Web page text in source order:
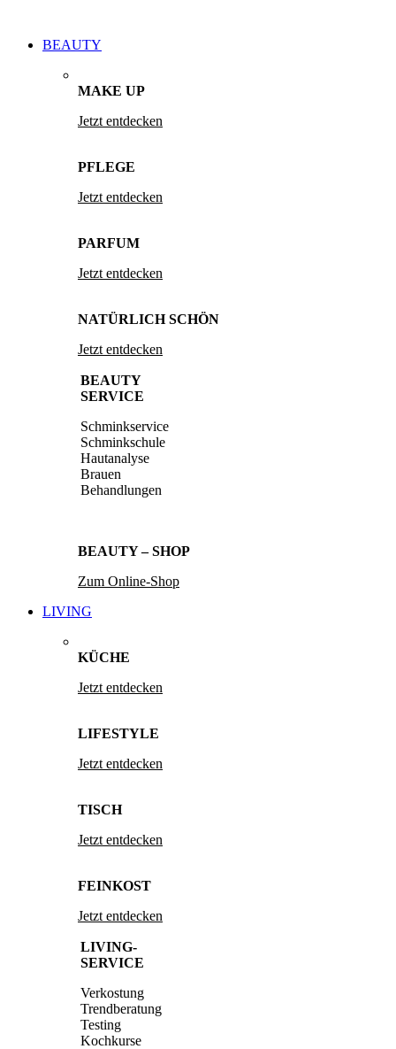
BEAUTY
MAKE UP
Jetzt entdecken
PFLEGE
Jetzt entdecken
PARFUM
Jetzt entdecken
NATÜRLICH SCHÖN
Jetzt entdecken
BEAUTY
SERVICE
Schminkservice
Schminkschule
Hautanalyse
Brauen
Behandlungen
BEAUTY – SHOP
Zum Online-Shop
LIVING
KÜCHE
Jetzt entdecken
LIFESTYLE
Jetzt entdecken
TISCH
Jetzt entdecken
FEINKOST
Jetzt entdecken
LIVING-
SERVICE
Verkostung
Trendberatung
Testing
Kochkurse